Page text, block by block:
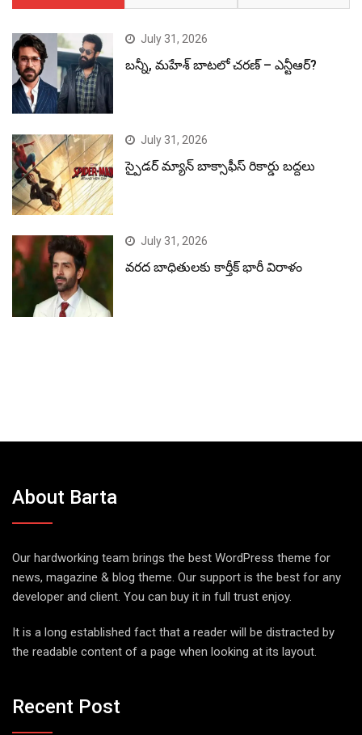
July 31, 2026
బన్నీ, మహేశ్ బాటలో చరణ్ – ఎన్టీఆర్?
July 31, 2026
స్పైడర్ మ్యాన్ బాక్సాఫీస్ రికార్డు బద్దలు
July 31, 2026
వరద బాధితులకు కార్తీక్ భారీ విరాళం
About Barta
Our hardworking team brings the best WordPress theme for
news, magazine & blog theme. Our support is the best for any
developer and client. You can buy it in full trust enjoy.
It is a long established fact that a reader will be distracted by
the readable content of a page when looking at its layout.
Recent Post